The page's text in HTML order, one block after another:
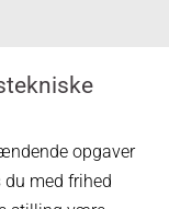
opgaver
med frihed